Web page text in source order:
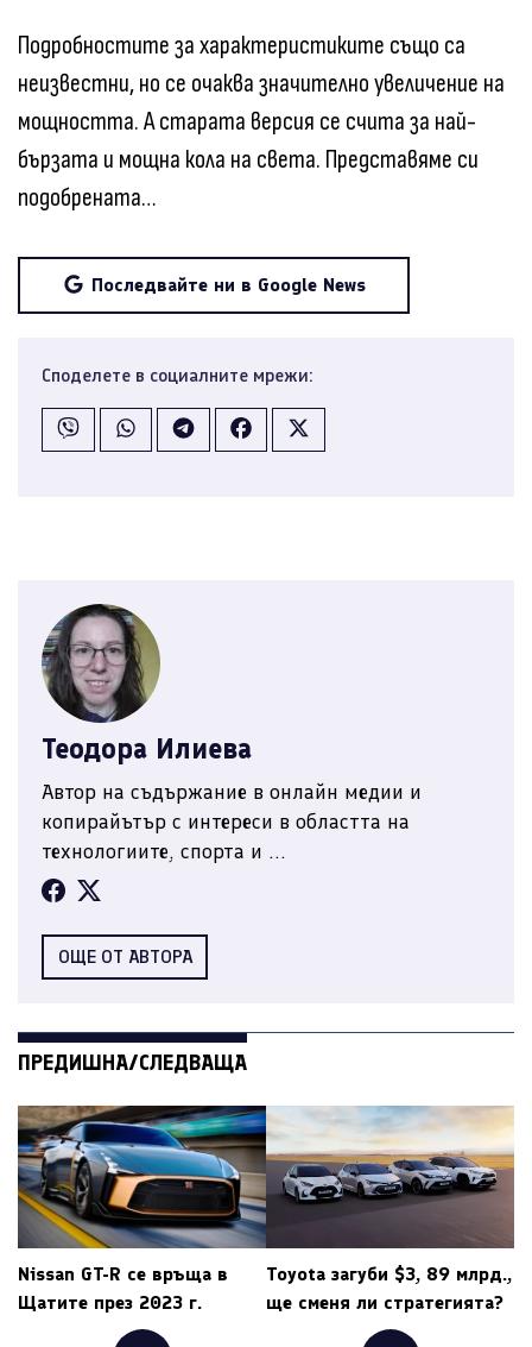
Подробностите за характеристиките също са
неизвестни, но се очаква значително увеличение на
мощността. А старата версия се счита за най-
бързата и мощна кола на света. Представяме си
подобрената…
Последвайте ни в Google News
Споделете в социалните мрежи:
Теодора Илиева
Автор на съдържание в онлайн медии и
копирайътър с интереси в областта на
технологиите, спорта и ...
ОЩЕ ОТ АВТОРА
ПРЕДИШНА/СЛЕДВАЩА
Nissan GT-R се връща в
Щатите през 2023 г.
Toyota загуби $3, 89 млрд.,
ще сменя ли стратегията?